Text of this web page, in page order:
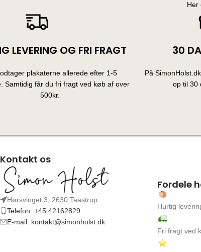
Her
LEVERING OG FRI FRAGT
plakaterne allerede efter 1-5
Samtidig får du fri fragt ved køb af over
500kr.
30
På
op til 30
Kontakt os
Hørsvinget 3, 2630 Taastrup
Telefon: +45 42162829
E-mail: kontakt@simonholst.dk
Fordele
Hurtig
Fri fragt ved